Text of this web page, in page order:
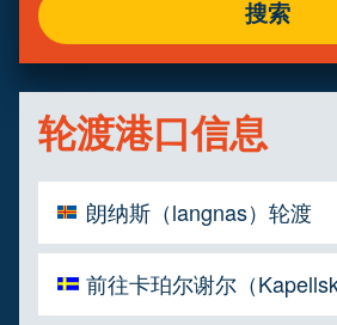
管理预定
搜索
轮渡港口信息
朗纳斯（langnas）轮渡
前往卡珀尔谢尔（